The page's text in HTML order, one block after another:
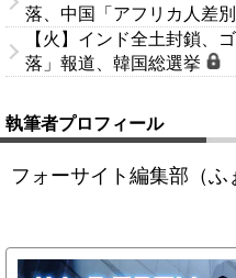
落、中国「アフリカ人差別
【火】インド全土封鎖、
落」報道、韓国総選挙
執筆者プロフィール
フォーサイト編集部（ふ